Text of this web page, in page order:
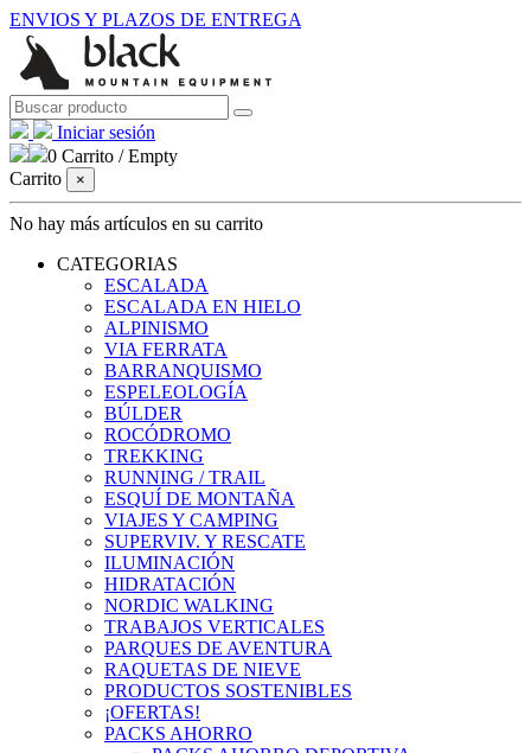
ENVIOS Y PLAZOS DE ENTREGA
Iniciar sesión
0 Carrito /Empty
Carrito
×
No hay más artículos en su carrito
CATEGORIAS
ESCALADA
ESCALADA EN HIELO
ALPINISMO
VIA FERRATA
BARRANQUISMO
ESPELEOLOGÍA
BÚLDER
ROCÓDROMO
TREKKING
RUNNING / TRAIL
ESQUÍ DE MONTAÑA
VIAJES Y CAMPING
SUPERVIV. Y RESCATE
ILUMINACIÓN
HIDRATACIÓN
NORDIC WALKING
TRABAJOS VERTICALES
PARQUES DE AVENTURA
RAQUETAS DE NIEVE
PRODUCTOS SOSTENIBLES
¡OFERTAS!
PACKS AHORRO